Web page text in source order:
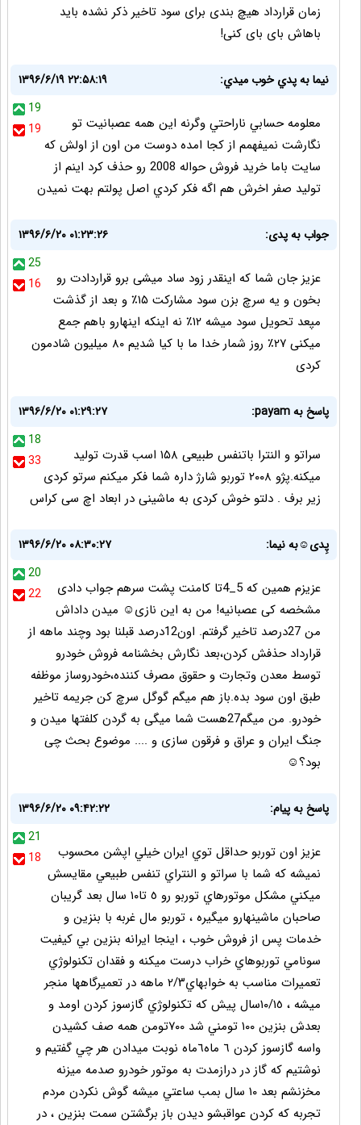
زمان قرارداد هیچ بندی برای سود تاخیر ذکر نشده باید
باهاش بای بای کنی!
نيما به پدي خوب ميدي:
۱۳۹۶/۶/۱۹ ۲۲:۵۸:۱۹
19
19
معلومه حسابي ناراحتي وگرنه اين همه عصبانيت تو
نگارشت نميفهمم از كجا امده دوست من اون از اولش كه
سايت باما خريد فروش حواله 2008 رو حذف كرد اينم از
توليد صفر اخرش هم اگه فكر كردي اصل پولتم بهت نميدن
جواب به پدی:
۱۳۹۶/۶/۲۰ ۰۱:۲۳:۲۶
25
16
عزیز جان شما که اینقدر زود ساد میشی برو قراردادت رو
بخون و یه سرچ بزن سود مشارکت ۱۵٪ و بعد از گذشت
مپعد تحویل سود میشه ۱۲٪ نه اینکه اینهارو باهم جمع
میکنی ۲۷٪ روز شمار خدا ما با کیا شدیم ۸۰ میلیون شادمون
کردی
پاسخ به payam:
۱۳۹۶/۶/۲۰ ۰۱:۲۹:۲۷
18
33
سراتو و النترا باتنفس طبیعی ۱۵۸ اسب قدرت تولید
میکنه.پژو ۲۰۰۸ توربو شارژ داره شما فکر میکنم سرتو کردی
زیر برف . دلتو خوش کردی به ماشینی در ابعاد اچ سی کراس
پِدی☺به نیما:
۱۳۹۶/۶/۲۰ ۰۸:۳۰:۲۷
20
22
عزیزم همین که 5_4تا کامنت پشت سرهم جواب دادی
مشخصه کی عصبانیه! من به این نازی☺ میدن داداش
من 27درصد تاخیر گرفتم. اون12درصد قبلنا بود وچند ماهه از
قرارداد حذفش کردن،بعد نگارش بخشنامه فروش خودرو
توسط معدن وتجارت و حقوق مصرف کننده،خودروساز موظفه
طبق اون سود بده.باز هم میگم گوگل سرچ کن جریمه تاخیر
خودرو. من میگم27هست شما میگی به گردن کلفتها میدن و
جنگ ایران و عراق و فرقون سازی و .... موضوع بحث چی
بود؟☺
پاسخ به پيام:
۱۳۹۶/۶/۲۰ ۰۹:۴۲:۲۲
21
18
عزيز اون توربو حداقل توي ايران خيلي اپشن محسوب
نميشه كه شما با سراتو و النتراي تنفس طبيعي مقايسش
ميكني مشكل موتورهاي توربو رو ٥ تا١٠ سال بعد گريبان
صاحبان ماشينهارو ميگيره ، توربو مال غربه با بنزين و
خدمات پس از فروش خوب ، اينجا ايرانه بنزين بي كيفيت
سونامي توربوهاي خراب درست ميكنه و فقدان تكنولوژي
تعميرات مناسب به خوابهاي٢/٣ ماهه در تعميرگاهها منجر
ميشه ، ١٠/١٥سال پيش كه تكنولوژي گازسوز كردن اومد و
بعدش بنزين ١٠٠ تومني شد ٧٠٠تومن همه صف كشيدن
واسه گازسوز كردن ٦ ماه٦ماه نوبت ميدادن هر چي گفتيم و
نوشتيم كه گاز در درازمدت به موتور خودرو صدمه ميزنه
مخزنشم بعد ١٠ سال بمب ساعتي ميشه گوش نكردن مردم
تجربه كه كردن عواقبشو ديدن باز برگشتن سمت بنزين ، در